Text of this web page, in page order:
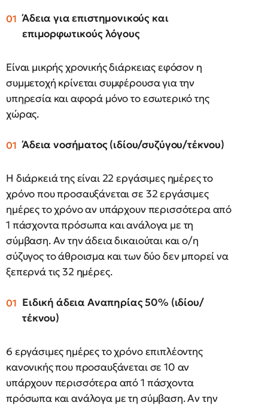
Άδεια για επιστημονικούς και
επιμορφωτικούς λόγους
Είναι μικρής χρονικής διάρκειας εφόσον η
συμμετοχή κρίνεται συμφέρουσα για την
υπηρεσία και αφορά μόνο το εσωτερικό της
χώρας.
Άδεια νοσήματος (ιδίου/συζύγου/τέκνου)
Η διάρκειά της είναι 22 εργάσιμες ημέρες το
χρόνο που προσαυξάνεται σε 32 εργάσιμες
ημέρες το χρόνο αν υπάρχουν περισσότερα από
1 πάσχοντα πρόσωπα και ανάλογα με τη
σύμβαση. Αν την άδεια δικαιούται και ο/η
σύζυγος το άθροισμα και των δύο δεν μπορεί να
ξεπερνά τις 32 ημέρες.
Ειδική άδεια Αναπηρίας 50% (ιδίου/
τέκνου)
6 εργάσιμες ημέρες το χρόνο επιπλέοντης
κανονικής που προσαυξάνεται σε 10 αν
υπάρχουν περισσότερα από 1 πάσχοντα
πρόσωπα και ανάλογα με τη σύμβαση. Αν την